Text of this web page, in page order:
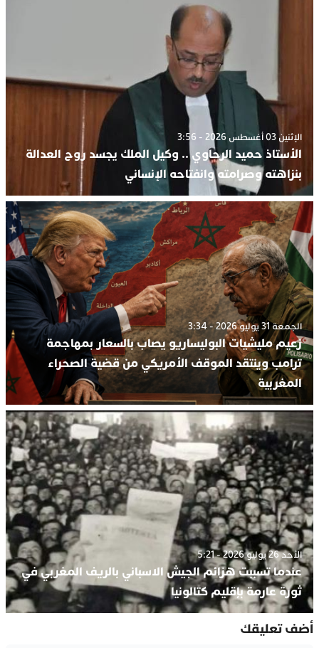
الإثنين 03 أغسطس 2026 - 3:56
الأستاذ حميد الرحاوي .. وكيل الملك يجسد روح العدالة
بنزاهته وصرامته وانفتاحه الإنساني
الجمعة 31 يوليو 2026 - 3:34
زعيم مليشيات البوليساريو يصاب بالسعار بمهاجمة
ترامب وينتقد الموقف الأمريكي من قضية الصحراء
المغربية
الأحد 26 يوليو 2026 - 5:21
عندما تسببت هزائم الجيش الاسباني بالريف المغربي في
ثورة عارمة بإقليم كتالونيا
أضف تعليقك